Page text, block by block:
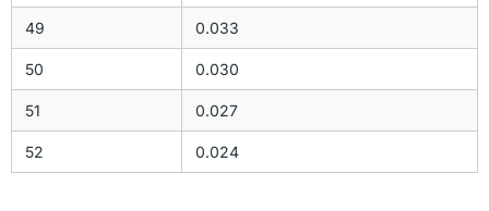
49 0.033
50 0.030
51 0.027
52 0.024